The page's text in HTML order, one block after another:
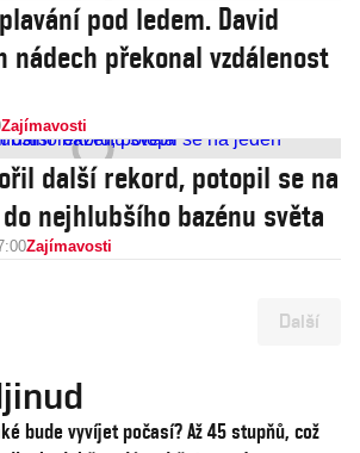
pod ledem. David
nádech překonal vzdálenost
Zajímavosti
další rekord, potopil se na
nejhlubšího bazénu světa
Zajímavosti
Další
bude vyvíjet počasí? Až 45 stupňů, což